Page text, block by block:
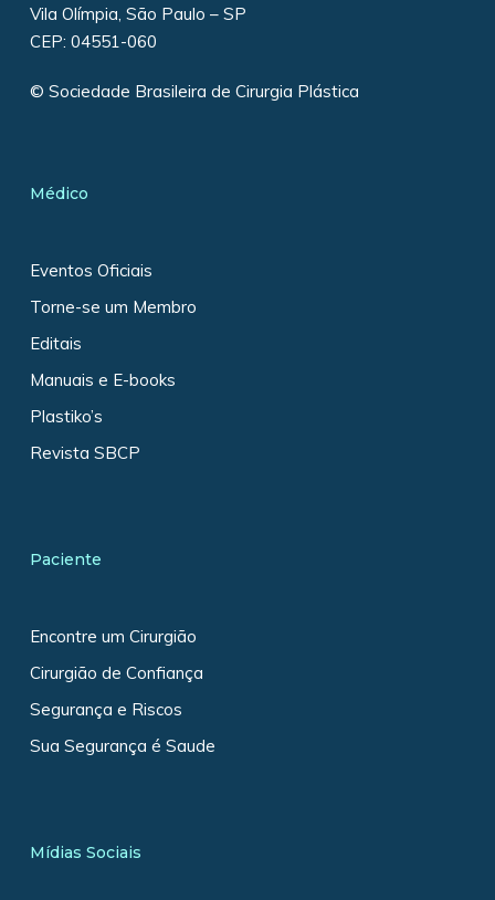
Vila Olímpia, São Paulo – SP
CEP: 04551-060
© Sociedade Brasileira de Cirurgia Plástica
Médico
Eventos Oficiais
Torne-se um Membro
Editais
Manuais e E-books
Plastiko’s
Revista SBCP
Paciente
Encontre um Cirurgião
Cirurgião de Confiança
Segurança e Riscos
Sua Segurança é Saude
Mídias Sociais